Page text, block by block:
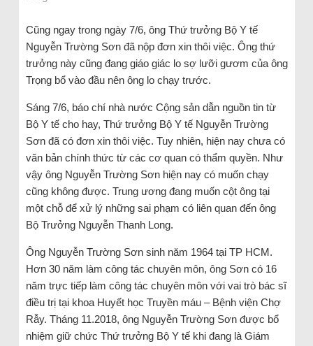
Cũng ngay trong ngày 7/6, ông Thứ trưởng Bộ Y tế
Nguyễn Trường Sơn đã nộp đơn xin thôi việc. Ông thứ
trưởng này cũng đang giáo giác lo sợ lưỡi gươm của ông
Trọng bổ vào đầu nên ông lo chạy trước.
Sáng 7/6, báo chí nhà nước Cộng sản dẫn nguồn tin từ
Bộ Y tế cho hay, Thứ trưởng Bộ Y tế Nguyễn Trường
Sơn đã có đơn xin thôi việc. Tuy nhiên, hiện nay chưa có
văn bản chính thức từ các cơ quan có thẩm quyền. Như
vậy ông Nguyễn Trường Sơn hiện nay có muốn chạy
cũng không được. Trung ương đang muốn cột ông tại
một chỗ để xử lý những sai phạm có liên quan đến ông
Bộ Trưởng Nguyễn Thanh Long.
Ông Nguyễn Trường Sơn sinh năm 1964 tại TP HCM.
Hơn 30 năm làm công tác chuyên môn, ông Sơn có 16
năm trực tiếp làm công tác chuyên môn với vai trò bác sĩ
điều trị tại khoa Huyết học Truyền máu – Bệnh viện Chợ
Rẫy. Tháng 11.2018, ông Nguyễn Trường Sơn được bổ
nhiệm giữ chức Thứ trưởng Bộ Y tế khi đang là Giám